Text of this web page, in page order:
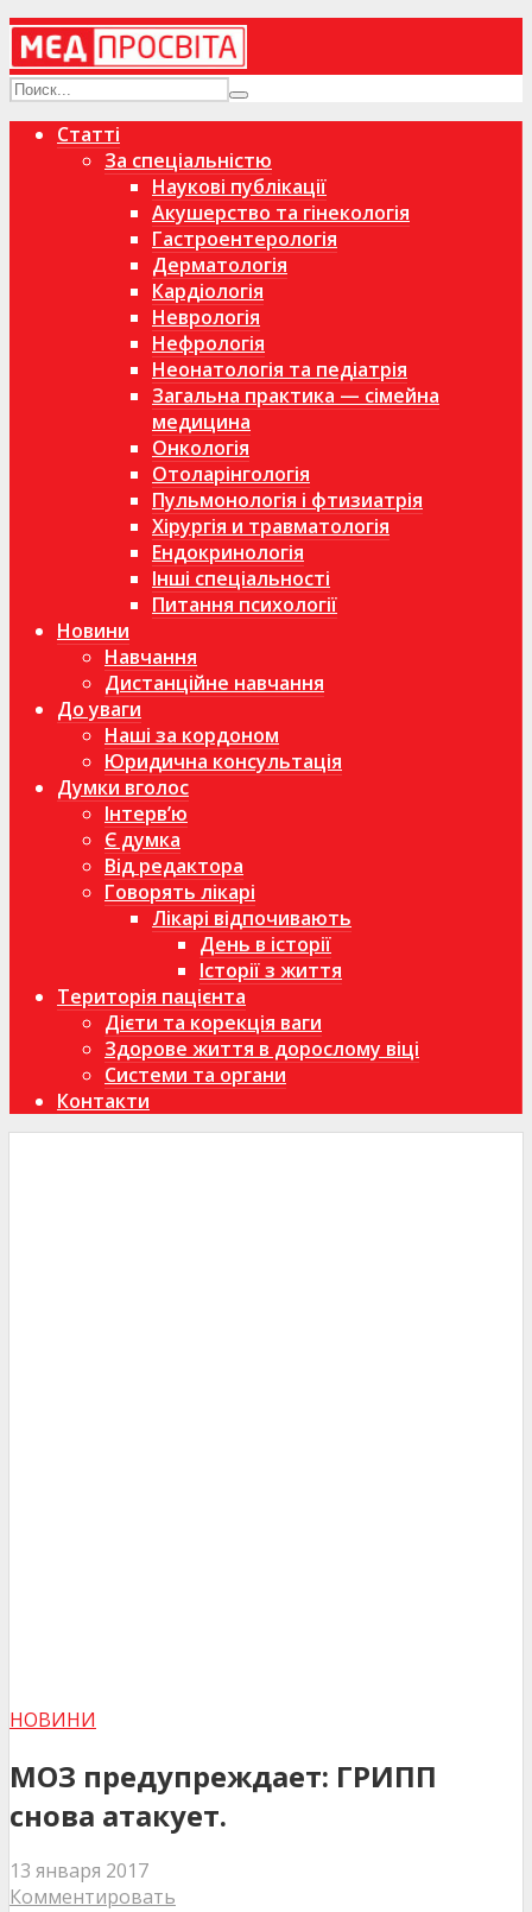
Статті
За спеціальністю
Наукові публікації
Акушерство та гінекологія
Гастроентерологія
Дерматологія
Кардіологія
Неврологія
Нефрологія
Неонатологія та педіатрія
Загальна практика — сімейна
медицина
Онкологія
Отоларінгологія
Пульмонологія і фтизиатрія
Хірургія и травматологія
Ендокринологія
Інші спеціальності
Питання психології
Новини
Навчання
Дистанційне навчання
До уваги
Наші за кордоном
Юридична консультація
Думки вголос
Інтерв’ю
Є думка
Від редактора
Говорять лікарі
Лікарі відпочивають
День в історії
Історії з життя
Територія пацієнта
Дієти та корекція ваги
Здорове життя в дорослому віці
Системи та органи
Контакти
НОВИНИ
МОЗ предупреждает: ГРИПП
снова атакует.
13 января 2017
Комментировать